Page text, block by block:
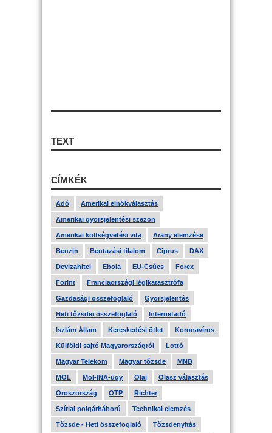
TEXT
CÍMKÉK
Adó Amerikai elnökválasztás
Amerikai gyorsjelentési szezon
Amerikai költségvetési vita Arany elemzése
Benzin Beutazási tilalom Ciprus DAX
Devizahitel Ebola EU-Csúcs Forex
Forint Franciaországi légikatasztrófa
Gazdasági összefoglaló Gyorsjelentés
Heti tőzsdei összefoglaló Internetadó
Iszlám Állam Kereskedési ötlet Koronavírus
Külföldi sajtó Magyarországról Lottó
Magyar Telekom Magyar tőzsde MNB
MOL Mol-INA-ügy Olaj Olasz választás
Oroszország OTP Richter
Szíriai polgárháború Technikai elemzés
Tőzsde - Heti összefoglaló Tőzsdenyitás